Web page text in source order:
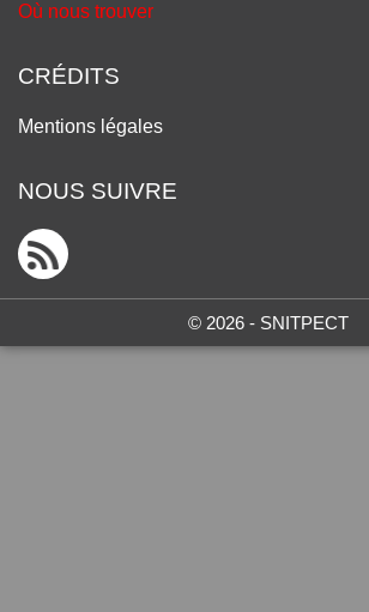
Où nous trouver
CRÉDITS
Mentions légales
NOUS SUIVRE
© 2026 - SNITPECT